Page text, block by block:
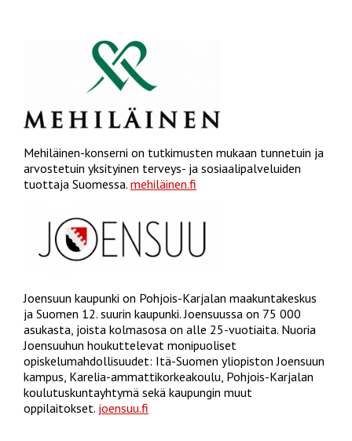
Mehiläinen-konserni on tutkimusten mukaan tunnetuin ja
arvostetuin yksityinen terveys- ja sosiaalipalveluiden
tuottaja Suomessa. mehiläinen.fi
Joensuun kaupunki on Pohjois-Karjalan maakuntakeskus
ja Suomen 12. suurin kaupunki. Joensuussa on 75 000
asukasta, joista kolmasosa on alle 25-vuotiaita. Nuoria
Joensuuhun houkuttelevat monipuoliset
opiskelumahdollisuudet: Itä-Suomen yliopiston Joensuun
kampus, Karelia-ammattikorkeakoulu, Pohjois-Karjalan
koulutuskuntayhtymä sekä kaupungin muut
oppilaitokset. joensuu.fi